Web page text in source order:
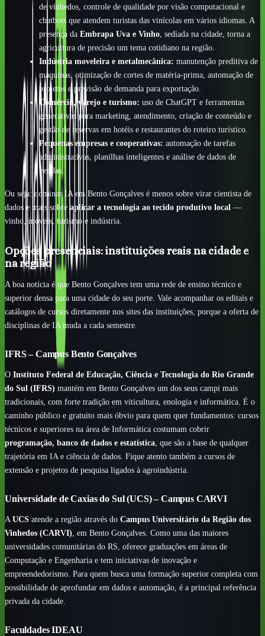
de vinhedos, controle de qualidade por visão computacional e
chatbots que atendem turistas das vinícolas em vários idiomas. A
presença da Embrapa Uva e Vinho, sediada na cidade, torna a
agricultura de precisão um tema cotidiano na região.
Indústria moveleira e metalmecânica: manutenção preditiva de
máquinas, otimização de cortes de matéria-prima, automação de
projetos e previsão de demanda para exportação.
Comércio, varejo e turismo: uso de ChatGPT e ferramentas
generativas para marketing, atendimento, criação de conteúdo e
gestão de reservas em hotéis e restaurantes do roteiro turístico.
Pequenas empresas e cooperativas: automação de tarefas
administrativas, planilhas inteligentes e análise de dados de
vendas.
Ou seja: dominar IA em Bento Gonçalves é menos sobre virar cientista de
dados e mais sobre aplicar a tecnologia ao tecido produtivo local —
vinho, móveis, turismo e indústria.
Opções presenciais: instituições reais na cidade e
na região
A boa notícia é que Bento Gonçalves tem uma rede de ensino técnico e
superior densa para uma cidade do seu porte. Vale acompanhar os editais e
catálogos de cursos diretamente nos sites das instituições, porque a oferta de
disciplinas de IA muda a cada semestre.
IFRS – Campus Bento Gonçalves
O Instituto Federal de Educação, Ciência e Tecnologia do Rio Grande
do Sul (IFRS) mantém em Bento Gonçalves um dos seus campi mais
tradicionais, com forte tradição em viticultura, enologia e informática. É o
caminho público e gratuito mais óbvio para quem quer fundamentos: cursos
técnicos e superiores na área de Informática costumam cobrir
programação, banco de dados e estatística , que são a base de qualquer
trajetória em IA e ciência de dados. Fique atento também a cursos de
extensão e projetos de pesquisa ligados à agroindústria.
Universidade de Caxias do Sul (UCS) – Campus CARVI
A UCS atende a região através do Campus Universitário da Região dos
Vinhedos (CARVI) , em Bento Gonçalves. Como uma das maiores
universidades comunitárias do RS, oferece graduações em áreas de
Computação e Engenharia e tem iniciativas de inovação e
empreendedorismo. Para quem busca uma formação superior completa com
possibilidade de aprofundar em dados e automação, é a principal referência
privada da cidade.
Faculdades IDEAU